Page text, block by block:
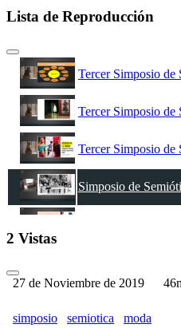
Lista de Reproducción
Tercer Simposio de
Tercer Simposio de
Tercer Simposio de
Simposio de
2 Vistas
27 de Noviembre de 2019
simposio semiotica moda